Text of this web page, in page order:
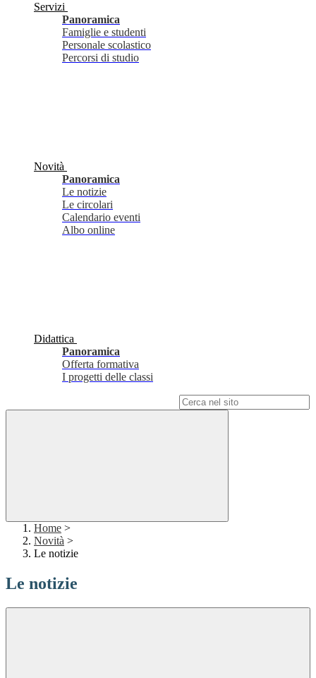
Servizi
Panoramica
Famiglie e studenti
Personale scolastico
Percorsi di studio
Novità
Panoramica
Le notizie
Le circolari
Calendario eventi
Albo online
Didattica
Panoramica
Offerta formativa
I progetti delle classi
Home >
Novità >
Le notizie
Le notizie